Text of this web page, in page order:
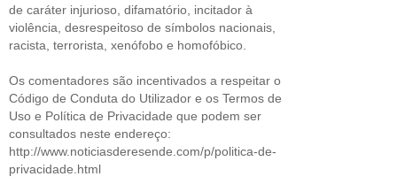
de caráter injurioso, difamatório, incitador à
violência, desrespeitoso de símbolos nacionais,
racista, terrorista, xenófobo e homofóbico.
Os comentadores são incentivados a respeitar o
Código de Conduta do Utilizador e os Termos de
Uso e Política de Privacidade que podem ser
consultados neste endereço:
http://www.noticiasderesende.com/p/politica-de-
privacidade.html